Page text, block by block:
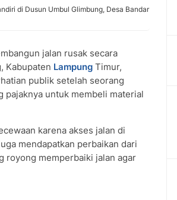
di Dusun Umbul Glimbung, Desa Bandar
jalan rusak secara
Kabupaten Lampung Timur,
publik setelah seorang
pajaknya untuk membeli material
karena akses jalan di
mendapatkan perbaikan dari
royong memperbaiki jalan agar